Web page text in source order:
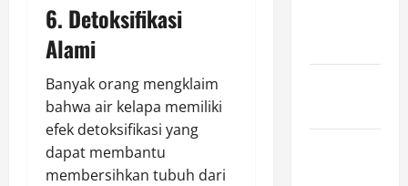
6. Detoksifikasi
Alami
Banyak orang mengklaim
bahwa air kelapa memiliki
efek detoksifikasi yang
dapat membantu
membersihkan tubuh dari